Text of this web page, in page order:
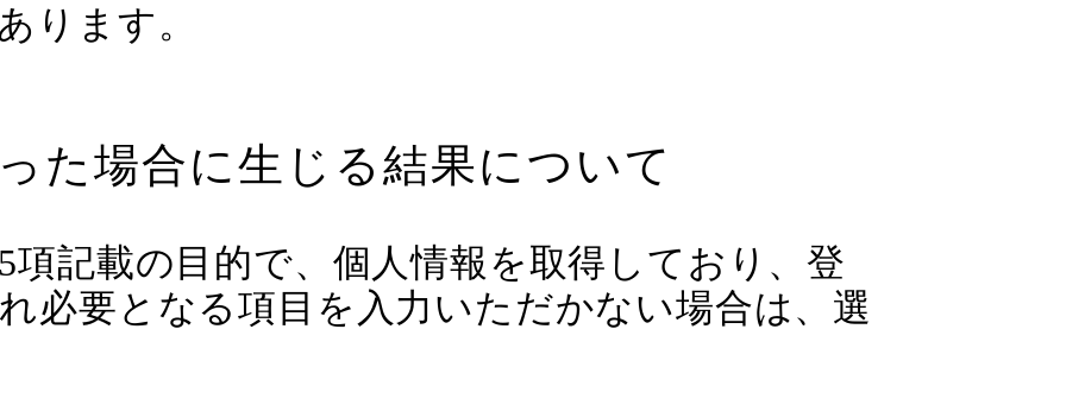
ります。
た場合に生じる結果について
記載の目的で、個人情報を取得しており、登
必要となる項目を入力いただかない場合は、選